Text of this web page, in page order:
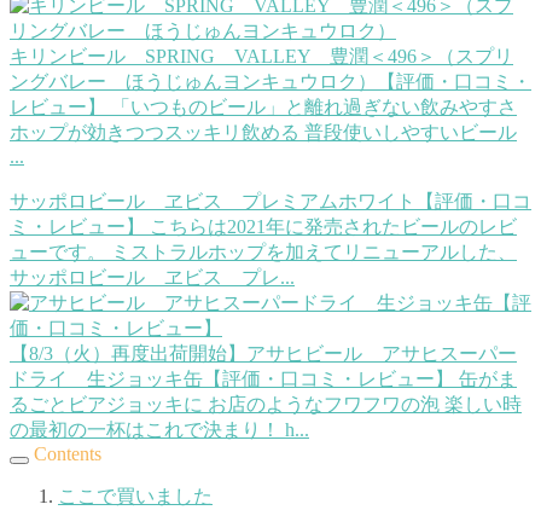
キリンビール SPRING VALLEY 豊潤＜496＞（スプリ
ングバレー ほうじゅんヨンキュウロク）【評価・口コミ・
レビュー】
「いつものビール」と離れ過ぎない飲みやすさ
ホップが効きつつスッキリ飲める 普段使いしやすいビール
...
サッポロビール ヱビス プレミアムホワイト【評価・口コ
ミ・レビュー】
こちらは2021年に発売されたビールのレビ
ューです。 ミストラルホップを加えてリニューアルした、
サッポロビール ヱビス プレ...
【8/3（火）再度出荷開始】アサヒビール アサヒスーパー
ドライ 生ジョッキ缶【評価・口コミ・レビュー】
缶がま
るごとビアジョッキに お店のようなフワフワの泡 楽しい時
の最初の一杯はこれで決まり！ h...
Contents
ここで買いました